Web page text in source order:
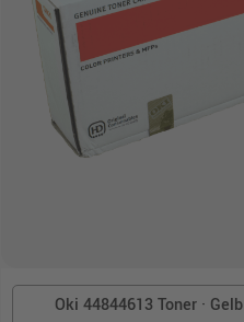
Oki 44844613 Toner · Gelb